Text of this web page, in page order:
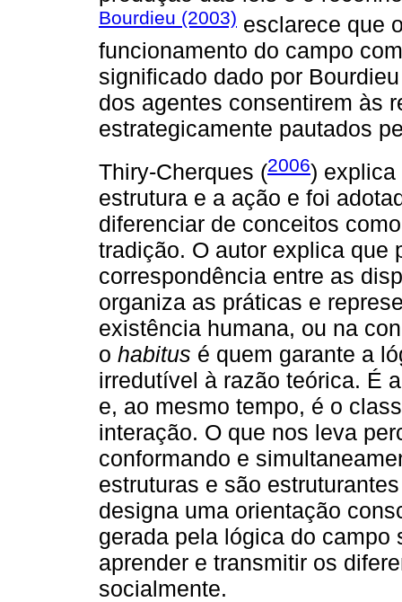
Bourdieu (2003) esclarece que
funcionamento do campo
significado dado por
dos agentes consentirem às
estrategicamente pautados
Thiry-Cherques (2006)
estrutura e a ação e foi
diferenciar de conceitos
tradição. O autor explica que
correspondência entre as
organiza as práticas e
existência humana, ou na
o habitus é quem garante a
irredutível à razão teórica. É
e, ao mesmo tempo, é o
interação. O que nos leva
conformando e
estruturas e são
designa uma orientação
gerada pela lógica do
aprender e transmitir os
socialmente.